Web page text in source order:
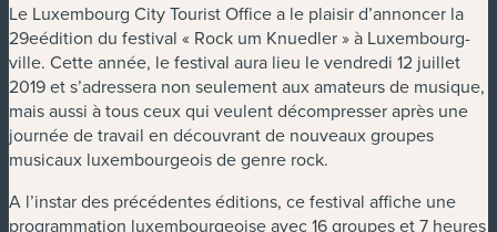
Le Luxembourg City Tourist Office a le plaisir d’annoncer la
29eédition du festival « Rock um Knuedler » à Luxembourg-
ville. Cette année, le festival aura lieu le vendredi 12 juillet
2019 et s’adressera non seulement aux amateurs de musique,
mais aussi à tous ceux qui veulent décompresser après une
journée de travail en découvrant de nouveaux groupes
musicaux luxembourgeois de genre rock.
A l’instar des précédentes éditions, ce festival affiche une
programmation luxembourgeoise avec 16 groupes et 7 heures